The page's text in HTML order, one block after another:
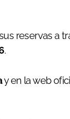
reservas a
.
y en la web